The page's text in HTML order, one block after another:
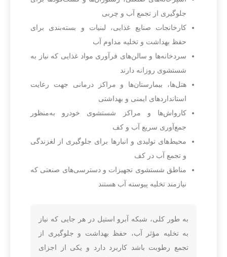
جلوگیری از تجمع آب و چربی
کارخانجات صنایع غذایی، لبنیات و بسته‌بندی برای
حفظ بهداشت و تخلیه مداوم آب
سردخانه‌ها و سالن‌های فرآوری مواد غذایی که نیاز به
شستشوی روزانه دارند
هتل‌ها، بیمارستان‌ها و مراکز درمانی جهت رعایت
استانداردهای ایمنی و بهداشتی
کارواش‌ها و مراکز شستشوی خودرو به‌منظور
جمع‌آوری سریع آب و کف
محیط‌های تولیدی و انبارها برای جلوگیری از لغزندگی
و تجمع آب در کف
مناطق شستشوی تجهیزات و دسترسی‌های صنعتی که
نیازمند تخلیه پیوسته آب هستند
به طور کلی، شبکه آبرو استیل در هر جایی که نیاز
به تخلیه مؤثر آب، حفظ بهداشت و جلوگیری از
تجمع رطوبت باشد کاربرد دارد و یکی از اجزای